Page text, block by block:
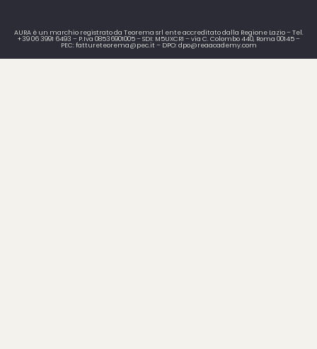
AURA è un marchio registrato da Teorema srl ente accreditato dalla Regione Lazio – Tel.
+39 06 3991 6493 – P.Iva 08536901005 – SDI: M5UXCR1 – via C. Colombo 440, Roma 00145 –
PEC: fattureteorema@pec.it – DPO: dpo@reaacademy.com